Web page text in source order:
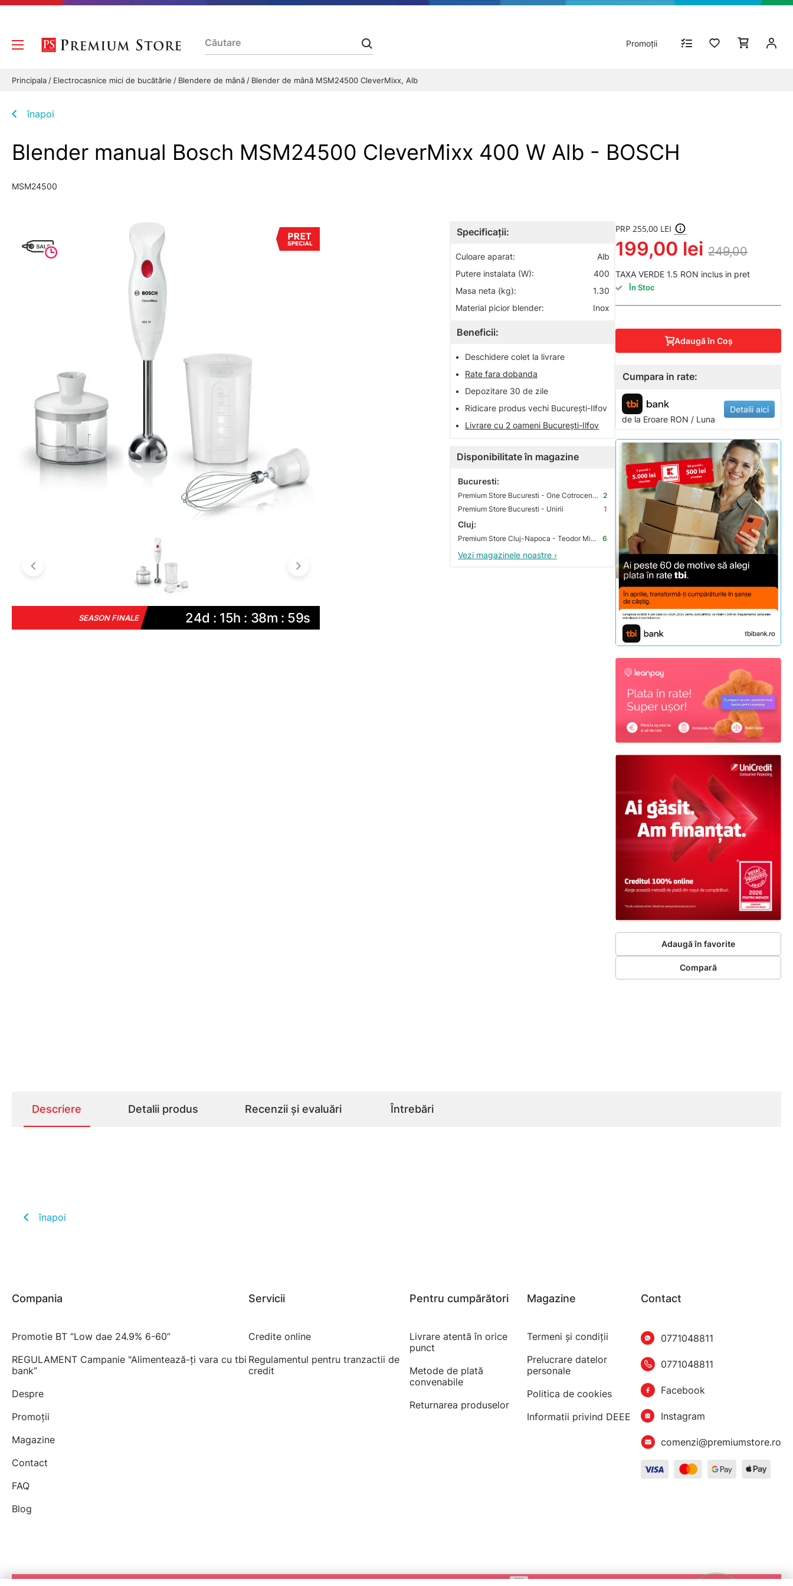
Promoții
Principala Electrocasnice mici de bucătărie Blendere de mână Blender de mână MSM24500 CleverMixx, Alb
înapoi
Blender manual Bosch MSM24500 CleverMixx 400 W Alb - BOSCH
MSM24500
SEASON FINALE 24d : 15h : 38m : 59s
Specificații:
Culoare aparat:
Alb
Putere instalata (W):
400
Masa neta (kg):
1.30
Material picior blender:
Inox
Beneficii:
•
Deschidere colet la livrare
•
Rate fara dobanda
•
Depozitare 30 de zile
•
Ridicare produs vechi București-Ilfov
•
Livrare cu 2 oameni București-Ilfov
Disponibilitate în magazine
Bucuresti:
Premium Store Bucuresti - One Cotroceni Park 2
Premium Store Bucuresti - Unirii
1
Cluj:
Premium Store Cluj-Napoca - Teodor Mihali 6
Vezi magazinele noastre ›
PRP 255,00 LEI
199,00 lei 249,00
TAXA VERDE 1.5 RON inclus in pret
În Stoc
Adaugă în Coş
Cumpara in rate:
de la Eroare RON / Luna
Detalii aici
Adaugă în favorite
Compară
Descriere Detalii produs Recenzii și evaluări Întrebări
înapoi
Compania
Promotie BT “Low dae 24.9% 6-60”
REGULAMENT Campanie "Alimentează-ți vara cu tbi
bank”
Despre
Promoții
Magazine
Contact
FAQ
Blog
Servicii
Credite online
Regulamentul pentru tranzactii de
credit
Pentru cumpărători
Livrare atentă în orice
punct
Metode de plată
convenabile
Returnarea produselor
Magazine
Termeni şi condiţii
Prelucrare datelor
personale
Politica de cookies
Informatii privind DEEE
Contact
0771048811
0771048811
Facebook
Instagram
comenzi@premiumstore.ro